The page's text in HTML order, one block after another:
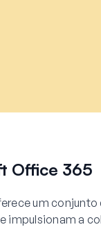
Office 365
um
impulsionam a